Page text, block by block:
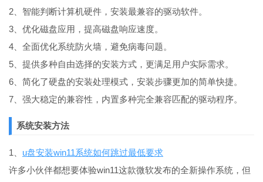
2、智能判断计算机硬件，安装最兼容的驱动软件。
3、优化磁盘应用，提高磁盘响应速度。
4、全面优化系统防火墙，避免病毒问题。
5、提供多种自由选择的安装方式，更满足用户实际需求。
6、简化了硬盘的安装处理模式，安装步骤更加的简单快捷。
7、强大稳定的兼容性，内置多种完全兼容匹配的驱动程序。
系统安装方法
1、 u盘安装win11系统如何跳过最低要求
许多小伙伴都想要体验win11这款微软发布的全新操作系统，但